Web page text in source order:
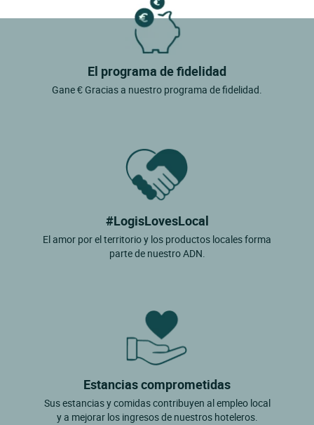
El programa de fidelidad
Gane € Gracias a nuestro programa de fidelidad.
#LogisLovesLocal
El amor por el territorio y los productos locales forma
parte de nuestro ADN.
Estancias comprometidas
Sus estancias y comidas contribuyen al empleo local
y a mejorar los ingresos de nuestros hoteleros.